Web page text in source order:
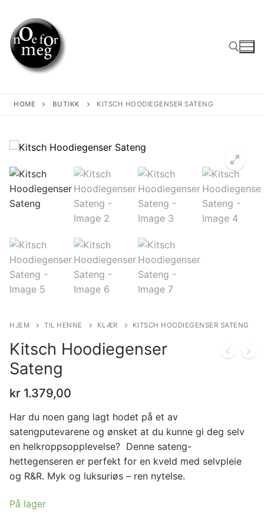
content
HOME BUTIKK KITSCH HOODIEGENSER SATENG
HJEM TIL HENNE KLÆR KITSCH HOODIEGENSER SATENG
Kitsch Hoodiegenser
Sateng
kr 1.379,00
Har du noen gang lagt hodet på et av
satengputevarene og ønsket at du kunne gi deg selv
en helkroppsopplevelse? Denne sateng-
hettegenseren er perfekt for en kveld med selvpleie
og R&R. Myk og luksuriøs – ren nytelse.
På lager